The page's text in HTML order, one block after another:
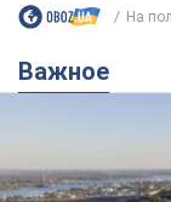
На
Важное